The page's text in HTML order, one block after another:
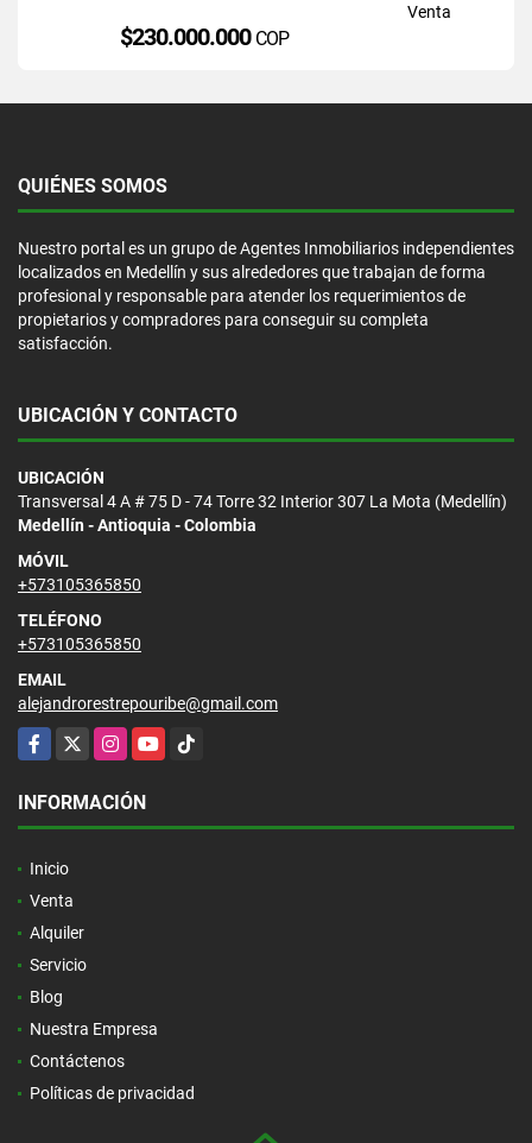
Venta
$230.000.000 COP
QUIÉNES SOMOS
Nuestro portal es un grupo de Agentes Inmobiliarios independientes
localizados en Medellín y sus alrededores que trabajan de forma
profesional y responsable para atender los requerimientos de
propietarios y compradores para conseguir su completa
satisfacción.
UBICACIÓN Y CONTACTO
UBICACIÓN
Transversal 4 A # 75 D - 74 Torre 32 Interior 307 La Mota (Medellín)
Medellín - Antioquia - Colombia
MÓVIL
+573105365850
TELÉFONO
+573105365850
EMAIL
alejandrorestrepouribe@gmail.com
Facebook
X InstagramYouTubeTikTok
INFORMACIÓN
Inicio
Venta
Alquiler
Servicio
Blog
Nuestra Empresa
Contáctenos
Políticas de privacidad